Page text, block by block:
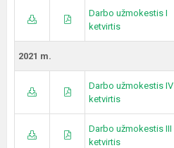
Darbo užmokestis I
ketvirtis
2021 m.
Darbo užmokestis IV
ketvirtis
Darbo užmokestis III
ketvirtis